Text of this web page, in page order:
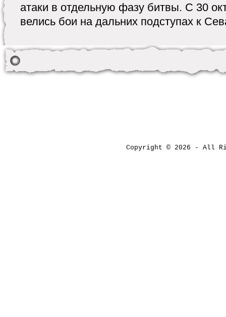
атаки в отдельную фазу битвы. С 30
велись бои на дальних подступах к
Copyright © 2026 - All